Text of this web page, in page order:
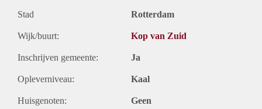
Stad Rotterdam
Wijk/buurt: Kop van Zuid
Inschrijven gemeente: Ja
Opleverniveau: Kaal
Huisgenoten: Geen